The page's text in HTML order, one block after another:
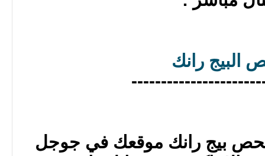
البيج رانك
بيج رانك موقعك في جوجل